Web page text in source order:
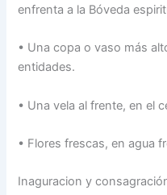
enfrenta a la Bóveda
• Una copa o vaso más
entidades.
• Una vela al frente, en el
• Flores frescas, en agua
Inaguracion y